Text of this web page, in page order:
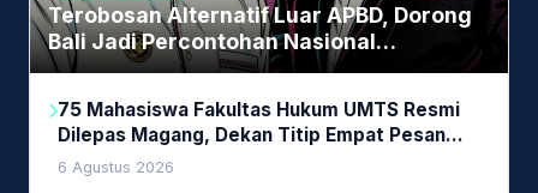
Terobosan Alternatif Luar APBD, Dorong
Bali Jadi Percontohan Nasional
Pembiayaan Daerah
75 Mahasiswa Fakultas Hukum UMTS Resmi
Dilepas Magang, Dekan Titip Empat Pesan
Penting
6 Agustus 2026